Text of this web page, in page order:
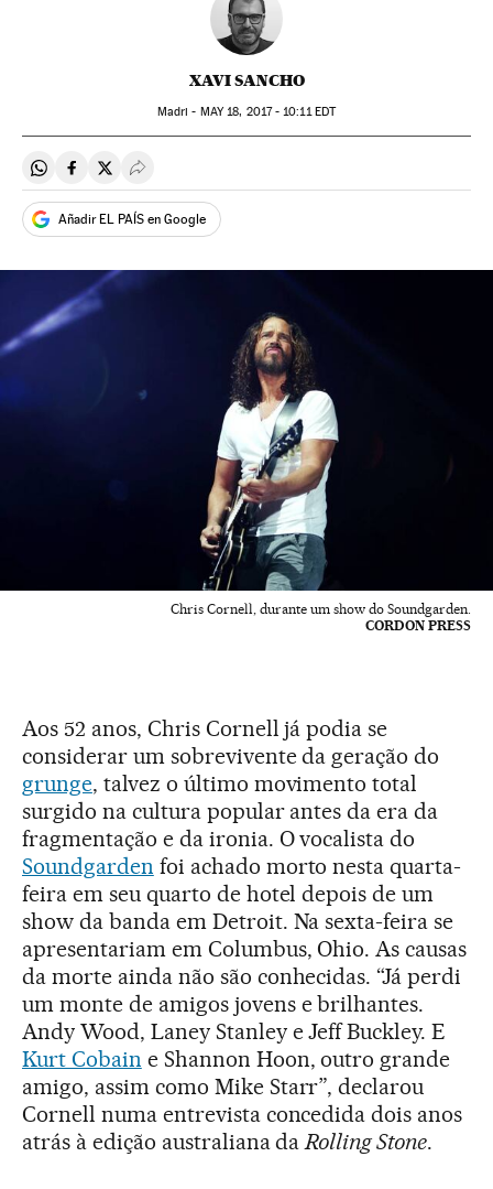
XAVI SANCHO
Madri - MAY18, 2017 - 10:11EDT
Compartir en Whatsapp
Compartir en Facebook
Compartir en Twitter
Desplegar Redes Sociales
Añadir EL PAÍS en Google
Chris Cornell, durante um show do Soundgarden.
CORDON PRESS
Aos 52 anos, Chris Cornell já podia se
considerar um sobrevivente da geração do
grunge, talvez o último movimento total
surgido na cultura popular antes da era da
fragmentação e da ironia. O vocalista do
Soundgarden foi achado morto nesta quarta-
feira em seu quarto de hotel depois de um
show da banda em Detroit. Na sexta-feira se
apresentariam em Columbus, Ohio. As causas
da morte ainda não são conhecidas. “Já perdi
um monte de amigos jovens e brilhantes.
Andy Wood, Laney Stanley e Jeff Buckley. E
Kurt Cobain e Shannon Hoon, outro grande
amigo, assim como Mike Starr”, declarou
Cornell numa entrevista concedida dois anos
atrás à edição australiana daRolling Stone.